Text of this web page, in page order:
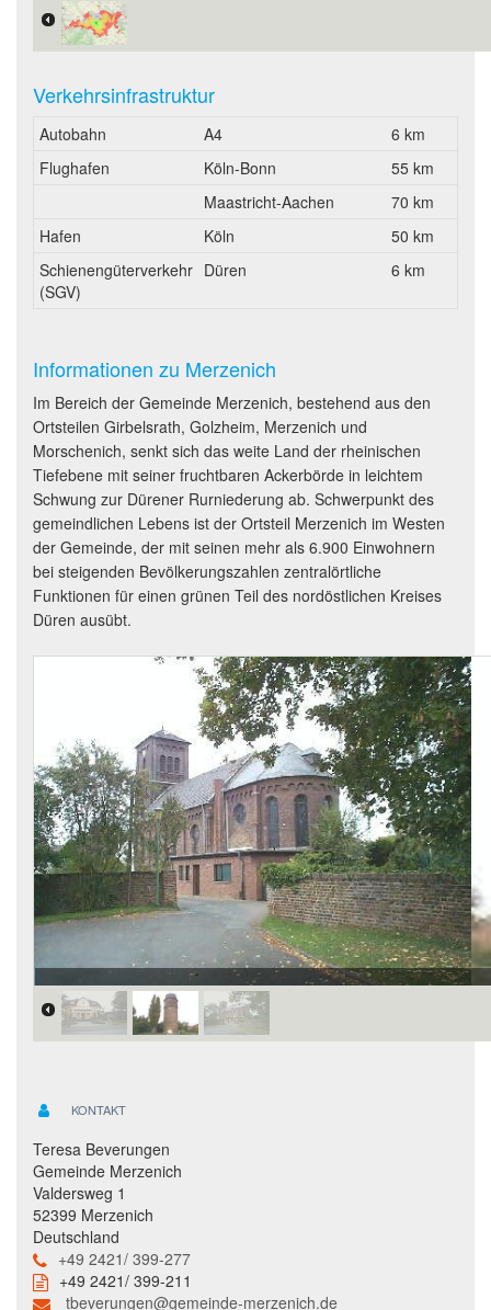
Verkehrsinfrastruktur
Autobahn A4
6 km
Flughafen
Köln-Bonn
55 km
Maastricht-Aachen
70 km
Hafen
Köln
50 km
Schienengüterverkehr
(SGV)
Düren 6 km
Informationen zu Merzenich
Im Bereich der Gemeinde Merzenich, bestehend aus den
Ortsteilen Girbelsrath, Golzheim, Merzenich und
Morschenich, senkt sich das weite Land der rheinischen
Tiefebene mit seiner fruchtbaren Ackerbörde in leichtem
Schwung zur Dürener Rurniederung ab. Schwerpunkt des
gemeindlichen Lebens ist der Ortsteil Merzenich im Westen
der Gemeinde, der mit seinen mehr als 6.900 Einwohnern
bei steigenden Bevölkerungszahlen zentralörtliche
Funktionen für einen grünen Teil des nordöstlichen Kreises
Düren ausübt.
KONTAKT
Teresa Beverungen
Gemeinde Merzenich
Valdersweg 1
52399 Merzenich
Deutschland
+49 2421/ 399-277
+49 2421/ 399-211
tbeverungen@gemeinde-merzenich.de